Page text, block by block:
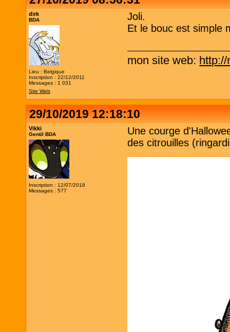
dirk
BDA
Lieu : Belgique
Inscription : 22/12/2011
Messages : 1 031
Site Web
Joli.
Et le bouc est simple
mon site web:
29/10/2019 12:18:10
Vikki
Gentil BDA
Inscription : 12/07/2018
Messages : 577
Une courge
des citrouilles